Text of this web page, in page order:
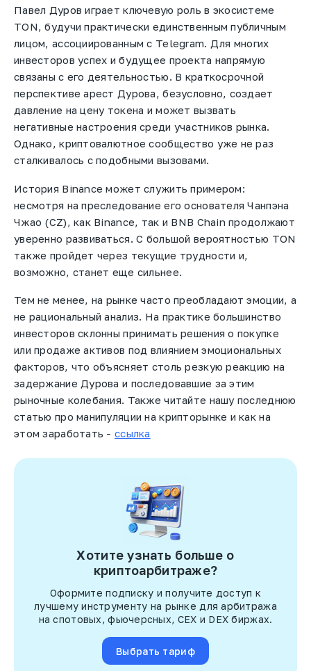
Павел Дуров играет ключевую роль в экосистеме
TON, будучи практически единственным публичным
лицом, ассоциированным с Telegram. Для многих
инвесторов успех и будущее проекта напрямую
связаны с его деятельностью. В краткосрочной
перспективе арест Дурова, безусловно, создает
давление на цену токена и может вызвать
негативные настроения среди участников рынка.
Однако, криптовалютное сообщество уже не раз
сталкивалось с подобными вызовами.
История Binance может служить примером:
несмотря на преследование его основателя Чанпэна
Чжао (CZ), как Binance, так и BNB Chain продолжают
уверенно развиваться. С большой вероятностью TON
также пройдет через текущие трудности и,
возможно, станет еще сильнее.
Тем не менее, на рынке часто преобладают эмоции, а
не рациональный анализ. На практике большинство
инвесторов склонны принимать решения о покупке
или продаже активов под влиянием эмоциональных
факторов, что объясняет столь резкую реакцию на
задержание Дурова и последовавшие за этим
рыночные колебания. Также читайте нашу последнюю
статью про манипуляции на крипторынке и как на
этом заработать -ссылка
Хотите узнать больше о
криптоарбитраже?
Оформите подписку и получите доступ к
лучшему инструменту на рынке для арбитража
на спотовых, фьючерсных, CEX и DEX биржах.
Выбрать тариф